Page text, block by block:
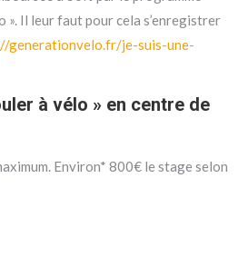
». Il leur faut pour cela s’enregistrer
generationvelo.fr/je-suis-une-
à vélo » en centre de
Environ* 800€ le stage selon